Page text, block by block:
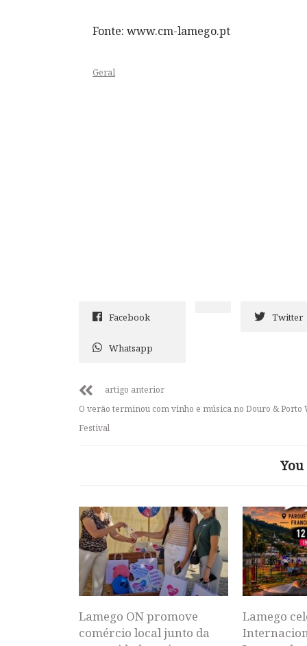
Fonte: www.cm-lamego.pt
Geral
Facebook Twitter
Whatsapp
artigo anterior
O verão terminou com vinho e música no Douro & Porto
Festival
Lamego ON promove
comércio local junto da
Lamego